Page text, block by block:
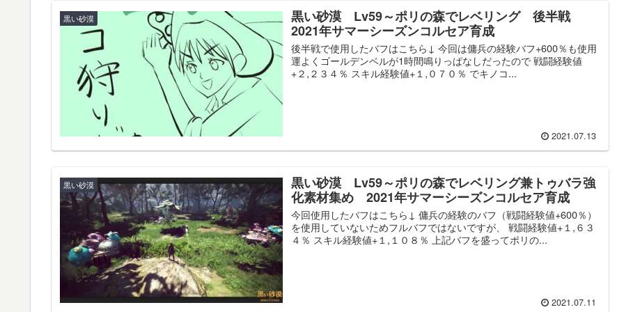
黒い砂漠
黒い砂漠 Lv59～ポリの森でレベリング 後半戦
2021年サマーシーズンコルセア育成
後半戦で使用したバフはこちら↓ 今回は傭兵の経験バフ+600％も使用
運よくゴールデンベルが1時間鳴りっぱなしだったので 戦闘経験値
+２,２３４％ スキル経験値+１,０７０％ でキノコ...
2021.07.13
黒い砂漠
黒い砂漠 Lv59～ポリの森でレベリング兼トゥバラ強
化素材集め 2021年サマーシーズンコルセア育成
今回使用したバフはこちら↓ 傭兵の経験のバフ（戦闘経験値+600％）
を使用していないためフルバフではないですが、 戦闘経験値+１,６３
４％ スキル経験値+１,１０８％ 上記バフを盛ってポリの...
2021.07.11